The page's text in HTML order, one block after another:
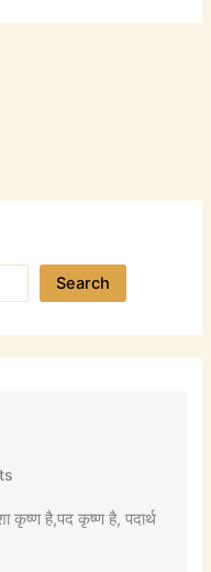
Search
कृष्ण है,पद कृष्ण है, पदार्थ